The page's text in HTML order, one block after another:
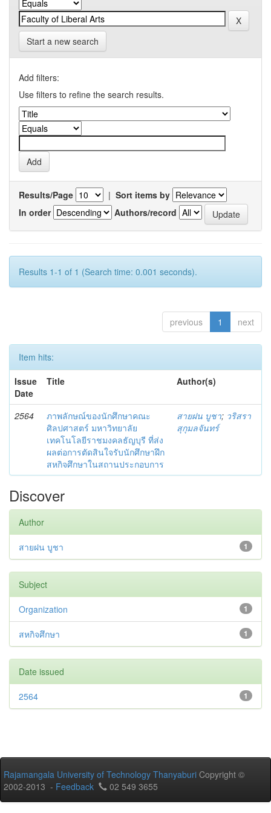
Start a new search
Add filters:
Use filters to refine the search results.
Results/Page | Sort items by
In order
Authors/record
Results 1-1 of 1 (Search time: 0.001 seconds).
previous 1 next
Item hits:
Issue
Date
Title Author(s)
2564
ภาพลักษณ์ของนักศึกษาคณะ
ศิลปศาสตร์ มหาวิทยาลัย
เทคโนโลยีราชมงคลธัญบุรี ที่ส่ง
ผลต่อการตัดสินใจรับนักศึกษาฝึก
สหกิจศึกษาในสถานประกอบการ
สายฝน บูชา; วริสรา
สุกุมลจันทร์
Discover
Author
1
สายฝน บูชา
Subject
1
Organization
1
สหกิจศึกษา
Date issued
1
2564
Rajamangala University of Technology Thanyaburi Copyright ©
2002-2013 - Feedback 02 549 3655